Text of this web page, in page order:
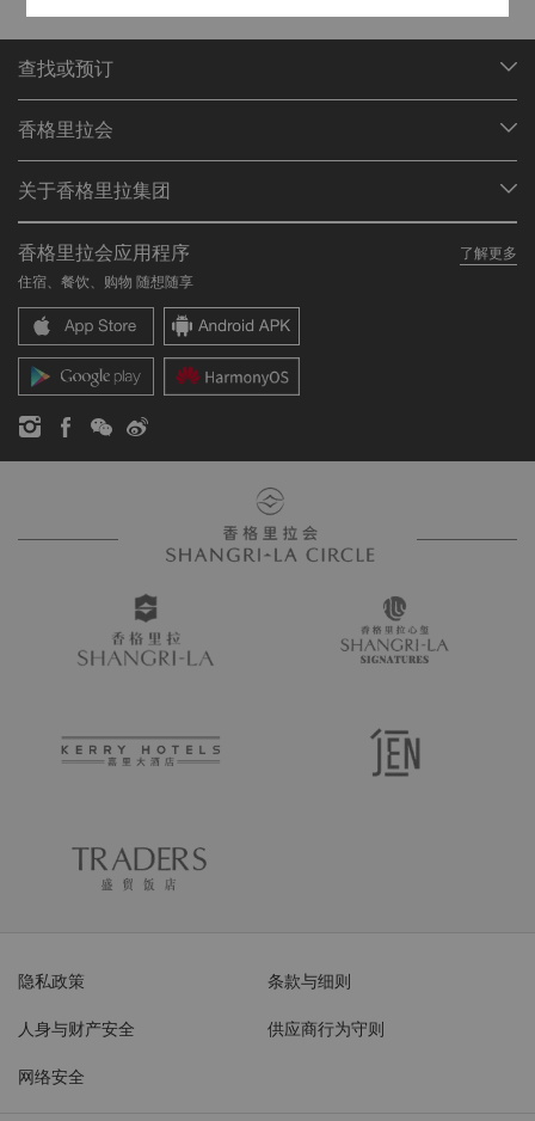
查找或预订
查找预订
餐厅与酒吧
香格里拉会
加入香格里拉会
常见问题
联络我们
关于香格里拉集团
我们的酒店品牌
香格里拉中心
香格里拉公寓
联系方式
职业发展
企业社会责任
新闻稿
香格里拉会应用程序
了解更多
住宿、餐饮、购物 随想随享
隐私政策 条款与细则
人身与财产安全 供应商行为守则
网络安全